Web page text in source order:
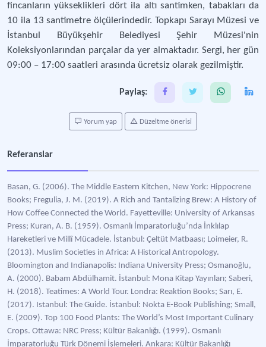
fincanların yükseklikleri dört ila altı santimken, tabakları da
10 ila 13 santimetre ölçülerindedir. Topkapı Sarayı Müzesi ve
İstanbul Büyükşehir Belediyesi Şehir Müzesi'nin
Koleksiyonlarından parçalar da yer almaktadır. Sergi, her gün
09:00 – 17:00 saatleri arasında ücretsiz olarak gezilmiştir.
Paylaş:
Yorum yap Düzeltme önerisi
Referanslar
Basan, G. (2006). The Middle Eastern Kitchen, New York: Hippocrene
Books; Fregulia, J. M. (2019). A Rich and Tantalizing Brew: A History of
How Coffee Connected the World. Fayetteville: University of Arkansas
Press; Kuran, A. B. (1959). Osmanlı İmparatorluğu’nda İnklılap
Hareketleri ve Millî Mücadele. İstanbul: Çeltüt Matbaası; Loimeier, R.
(2013). Muslim Societies in Africa: A Historical Antropology.
Bloomington and Indianapolis: Indiana University Press; Osmanoğlu,
A. (2000). Babam Abdülhamit. İstanbul: Mona Kitap Yayınları; Saberi,
H. (2018). Teatimes: A World Tour. Londra: Reaktion Books; Sarı, E.
(2017). Istanbul: The Guide. İstanbul: Nokta E-Book Publishing; Small,
E. (2009). Top 100 Food Plants: The World’s Most Important Culinary
Crops. Ottawa: NRC Press; Kültür Bakanlığı. (1999). Osmanlı
İmparatorluğu Türk Dönemi İşlemeleri. Ankara: Kültür Bakanlığı